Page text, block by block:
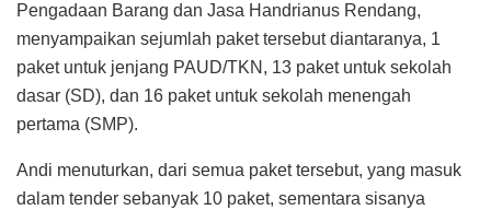
Pengadaan Barang dan Jasa Handrianus Rendang,
menyampaikan sejumlah paket tersebut diantaranya, 1
paket untuk jenjang PAUD/TKN, 13 paket untuk sekolah
dasar (SD), dan 16 paket untuk sekolah menengah
pertama (SMP).
Andi menuturkan, dari semua paket tersebut, yang masuk
dalam tender sebanyak 10 paket, sementara sisanya